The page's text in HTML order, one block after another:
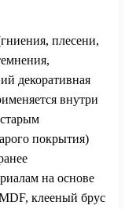
плесени,
декоративная
внутри
покрытия)
на основе
клееный брус